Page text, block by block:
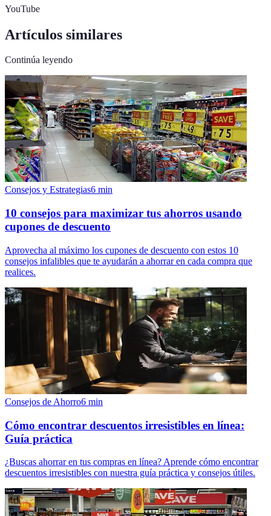
YouTube
Artículos similares
Continúa leyendo
Consejos y Estrategias6 min
10 consejos para maximizar tus ahorros usando
cupones de descuento
Aprovecha al máximo los cupones de descuento con estos 10
consejos infalibles que te ayudarán a ahorrar en cada compra que
realices.
Consejos de Ahorro6 min
Cómo encontrar descuentos irresistibles en línea:
Guía práctica
¿Buscas ahorrar en tus compras en línea? Aprende cómo encontrar
descuentos irresistibles con nuestra guía práctica y consejos útiles.